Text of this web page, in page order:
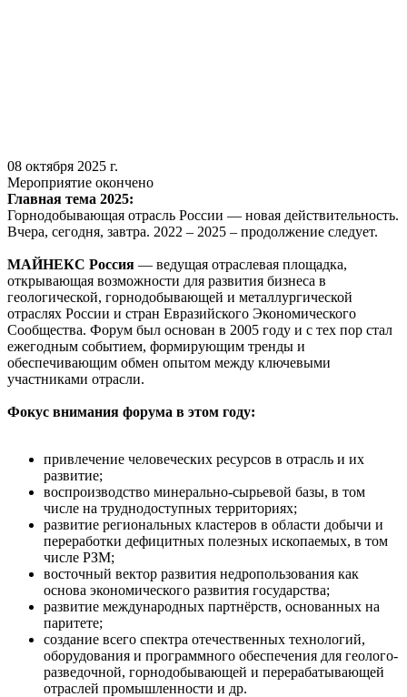
08 октября 2025 г.
Мероприятие окончено
Главная тема 2025:
Горнодобывающая отрасль России — новая действительность.
Вчера, сегодня, завтра. 2022 – 2025 – продолжение следует.
МАЙНЕКС Россия — ведущая отраслевая площадка,
открывающая возможности для развития бизнеса в
геологической, горнодобывающей и металлургической
отраслях России и стран Евразийского Экономического
Сообщества. Форум был основан в 2005 году и с тех пор стал
ежегодным событием, формирующим тренды и
обеспечивающим обмен опытом между ключевыми
участниками отрасли.
Фокус внимания форума в этом году:
привлечение человеческих ресурсов в отрасль и их
развитие;
воспроизводство минерально-сырьевой базы, в том
числе на труднодоступных территориях;
развитие региональных кластеров в области добычи и
переработки дефицитных полезных ископаемых, в том
числе РЗМ;
восточный вектор развития недропользования как
основа экономического развития государства;
развитие международных партнёрств, основанных на
паритете;
создание всего спектра отечественных технологий,
оборудования и программного обеспечения для геолого-
разведочной, горнодобывающей и перерабатывающей
отраслей промышленности и др.